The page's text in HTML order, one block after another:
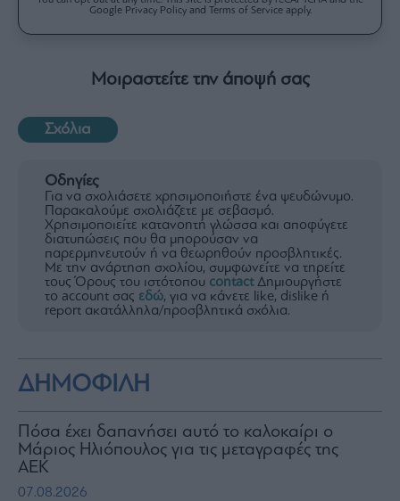
Google Privacy Policy and Terms of Service apply.
Μοιραστείτε την άποψή σας
Σχόλια
Οδηγίες
Για να σχολιάσετε χρησιμοποιήστε ένα ψευδώνυμο.
Παρακαλούμε σχολιάζετε με σεβασμό.
Χρησιμοποιείτε κατανοητή γλώσσα και αποφύγετε
διατυπώσεις που θα μπορούσαν να
παρερμηνευτούν ή να θεωρηθούν προσβλητικές.
Με την ανάρτηση σχολίου, συμφωνείτε να τηρείτε
τους Όρους του ιστότοπου contactΔημιουργήστε
το account σας εδώ, για να κάνετε like, dislike ή
report ακατάλληλα/προσβλητικά σχόλια.
ΔΗΜΟΦΙΛΗ
Πόσα έχει δαπανήσει αυτό το καλοκαίρι ο
Μάριος Ηλιόπουλος για τις μεταγραφές της
ΑΕΚ
07.08.2026